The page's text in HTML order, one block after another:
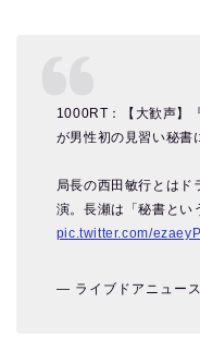
1000RT：【大歓声】
が男性初の見習い秘書
局長の西田敏行とはド
演。長瀬は「秘書とい
pic.twitter.com/
— ライブドアニュー